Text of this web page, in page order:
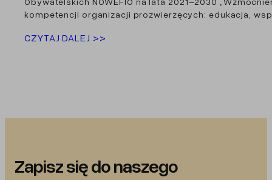
kompetencji organizacji prozwierzęcych: edukacja,
CZYTAJ DALEJ >>
Zapisz się do naszego